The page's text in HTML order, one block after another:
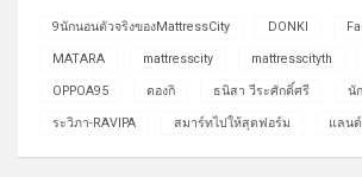
9นักนอนตัวจริงของMattressCity DONKI
MATARA mattresscity mattresscityth
OPPOA95 ดองกิ ธนิสา วีระศักดิ์ศรี นั
ระวิภา-RAVIPA สมาร์ทไปให้สุดฟอร์ม แลน